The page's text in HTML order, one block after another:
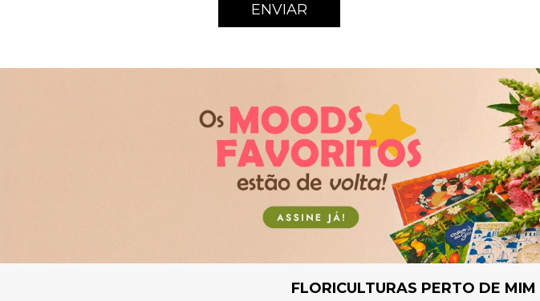
ENVIAR
FLORICULTURAS PERTO DE